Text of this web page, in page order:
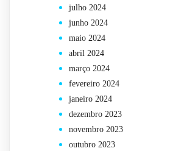
julho 2024
junho 2024
maio 2024
abril 2024
março 2024
fevereiro 2024
janeiro 2024
dezembro 2023
novembro 2023
outubro 2023